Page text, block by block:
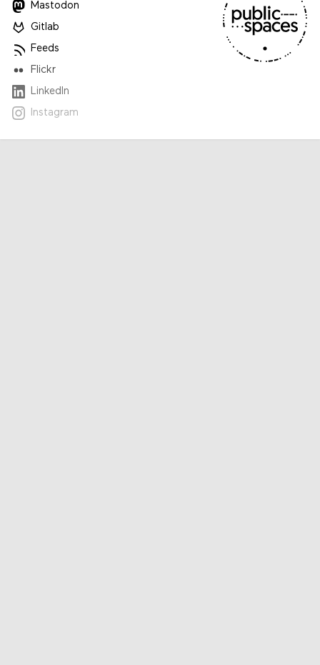
Mastodon
Gitlab
Feeds
Flickr
LinkedIn
Instagram